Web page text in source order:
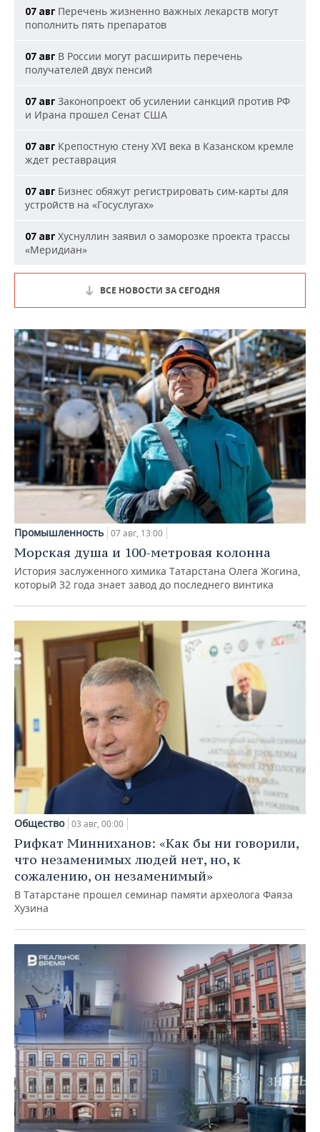
07 авг Перечень жизненно важных лекарств могут
пополнить пять препаратов
07 авг В России могут расширить перечень
получателей двух пенсий
07 авг Законопроект об усилении санкций против РФ
и Ирана прошел Сенат США
07 авг Крепостную стену XVI века в Казанском кремле
ждет реставрация
07 авг Бизнес обяжут регистрировать сим-карты для
устройств на «Госуслугах»
07 авг Хуснуллин заявил о заморозке проекта трассы
«Меридиан»
ВСЕ НОВОСТИ ЗА СЕГОДНЯ
Промышленность 07 авг, 13:00
Морская душа и 100-метровая колонна
История заслуженного химика Татарстана Олега Жогина,
который 32 года знает завод до последнего винтика
Общество 03 авг, 00:00
Рифкат Минниханов: «Как бы ни говорили,
что незаменимых людей нет, но, к
сожалению, он незаменимый»
В Татарстане прошел семинар памяти археолога Фаяза
Хузина